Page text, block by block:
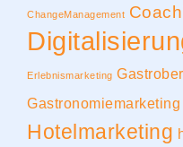
ChangeManagement
Erlebnismarketing
Gastronomiemarketing
Hotelmarketing